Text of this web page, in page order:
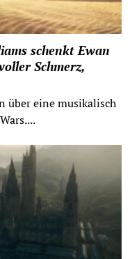
schenkt Ewan
Schmerz,
über eine musikalisch